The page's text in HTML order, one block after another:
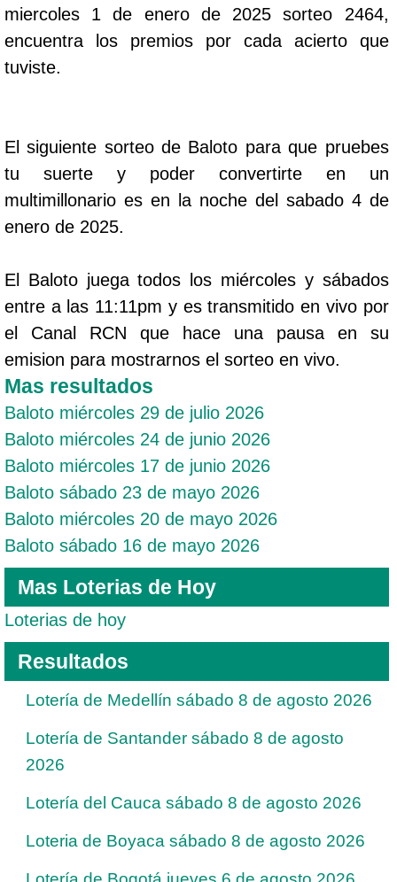
miercoles 1 de enero de 2025 sorteo 2464,
encuentra los premios por cada acierto que
tuviste.
El siguiente sorteo de Baloto para que pruebes
tu suerte y poder convertirte en un
multimillonario es en la noche del sabado 4 de
enero de 2025.
El Baloto juega todos los miércoles y sábados
entre a las 11:11pm y es transmitido en vivo por
el Canal RCN que hace una pausa en su
emision para mostrarnos el sorteo en vivo.
Mas resultados
Baloto miércoles 29 de julio 2026
Baloto miércoles 24 de junio 2026
Baloto miércoles 17 de junio 2026
Baloto sábado 23 de mayo 2026
Baloto miércoles 20 de mayo 2026
Baloto sábado 16 de mayo 2026
Mas Loterias de Hoy
Loterias de hoy
Resultados
Lotería de Medellín sábado 8 de agosto 2026
Lotería de Santander sábado 8 de agosto
2026
Lotería del Cauca sábado 8 de agosto 2026
Loteria de Boyaca sábado 8 de agosto 2026